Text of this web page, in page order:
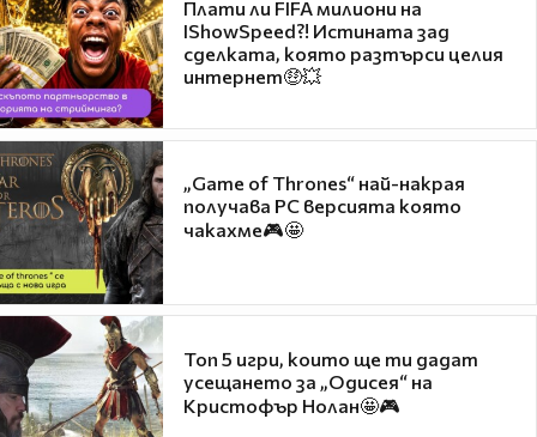
Плати ли FIFA милиони на
IShowSpeed?! Истината зад
сделката, която разтърси целия
интернет🤑💥
„Game of Thrones“ най-накрая
получава PC версията която
чакахме🎮🤩
Топ 5 игри, които ще ти дадат
усещането за „Одисея“ на
Кристофър Нолан🤩🎮